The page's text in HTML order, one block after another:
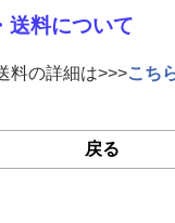
料について
料の詳細は>>>こち
戻る